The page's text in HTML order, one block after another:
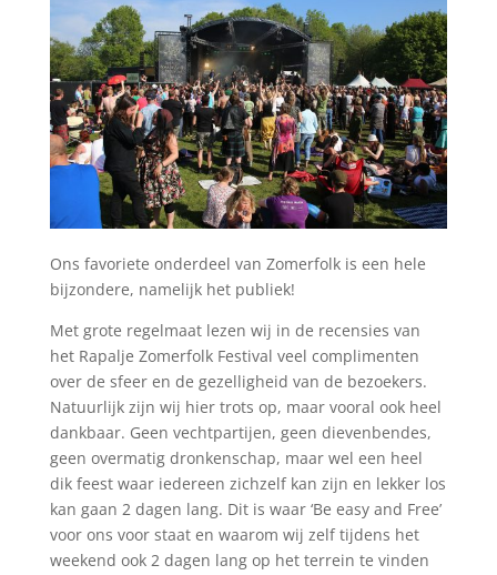
Ons favoriete onderdeel van Zomerfolk is een hele
bijzondere, namelijk het publiek!
Met grote regelmaat lezen wij in de recensies van
het Rapalje Zomerfolk Festival veel complimenten
over de sfeer en de gezelligheid van de bezoekers.
Natuurlijk zijn wij hier trots op, maar vooral ook heel
dankbaar. Geen vechtpartijen, geen dievenbendes,
geen overmatig dronkenschap, maar wel een heel
dik feest waar iedereen zichzelf kan zijn en lekker los
kan gaan 2 dagen lang. Dit is waar ‘Be easy and Free’
voor ons voor staat en waarom wij zelf tijdens het
weekend ook 2 dagen lang op het terrein te vinden